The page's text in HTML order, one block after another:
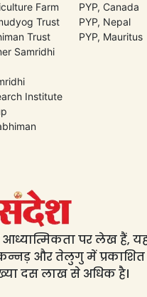
Farm
Trust
Trust
Samridhi
Institute
PYP, Canada
PYP, Nepal
PYP, Mauritus
पर लेख हैं, यह
और तेलुगु में
दस लाख से अधिक है।